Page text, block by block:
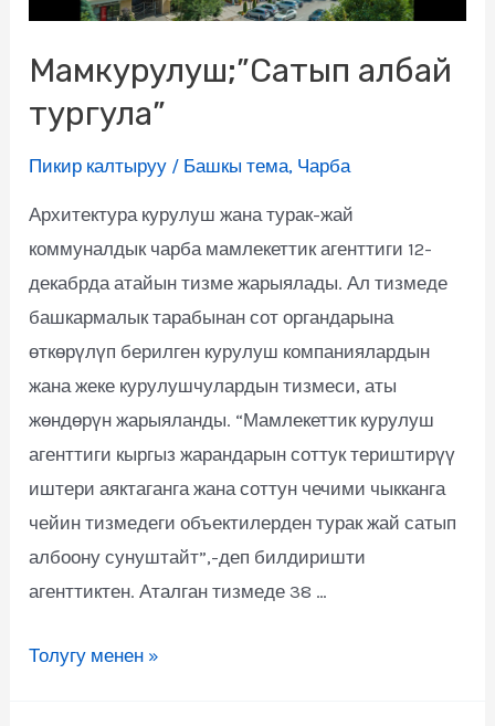
Мамкурулуш;”Сатып албай
тургула”
Пикир калтыруу / Башкы тема, Чарба
Архитектура курулуш жана турак-жай
коммуналдык чарба мамлекеттик агенттиги 12-
декабрда атайын тизме жарыялады. Ал тизмеде
башкармалык тарабынан сот органдарына
өткөрүлүп берилген курулуш компаниялардын
жана жеке курулушчулардын тизмеси, аты
жөндөрүн жарыяланды. “Мамлекеттик курулуш
агенттиги кыргыз жарандарын соттук териштирүү
иштери аяктаганга жана соттун чечими чыкканга
чейин тизмедеги объектилерден турак жай сатып
албоону сунуштайт”,-деп билдиришти
агенттиктен. Аталган тизмеде 38 …
Толугу менен »